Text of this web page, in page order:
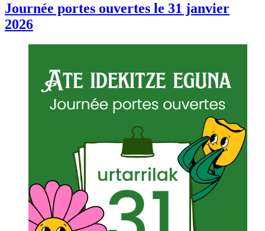
Journée portes ouvertes le 31 janvier
2026